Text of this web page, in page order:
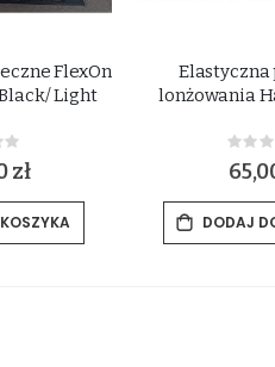
FlexOn
Light
zł
Elastyczna
lonżowania
0%
DODAJ